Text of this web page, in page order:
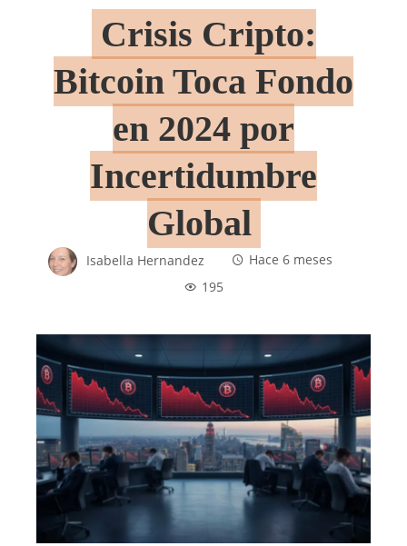
Crisis Cripto:
Bitcoin Toca Fondo
en 2024 por
Incertidumbre
Global
Isabella Hernandez
Hace 6 meses
195